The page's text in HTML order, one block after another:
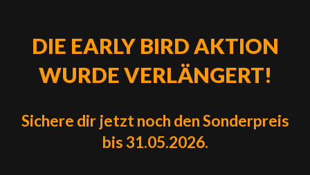
DIE EARLY BIRD AKTION
WURDE VERLÄNGERT!
Sichere dir jetzt noch den Sonderpreis
bis 31.05.2026.